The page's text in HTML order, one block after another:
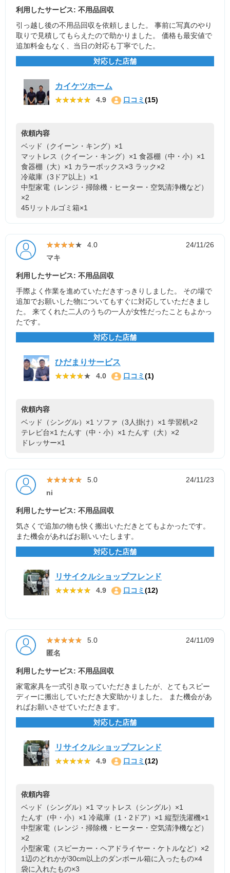
利用したサービス: 不用品回収
引っ越し後の不用品回収を依頼しました。 事前に写真のやり
取りで見積してもらえたので助かりました。 価格も最安値で
追加料金もなく、当日の対応も丁寧でした。
対応した店舗
カイケツホーム
★★★★★
★★★★★ 4.9 口コミ (15)
依頼内容
ベッド（クイーン・キング）×1
マットレス（クイーン・キング）×1 食器棚（中・小）×1
食器棚（大）×1 カラーボックス×3 ラック×2
冷蔵庫（3ドア以上）×1
中型家電（レンジ・掃除機・ヒーター・空気清浄機など）
×2
45リットルゴミ箱×1
★★★★★
★★★★★ 4.0
24/11/26
マキ
利用したサービス: 不用品回収
手際よく作業を進めていただきすっきりしました。 その場で
追加でお願いした物についてもすぐに対応していただきまし
た。 来てくれた二人のうちの一人が女性だったこともよかっ
たです。
対応した店舗
ひだまりサービス
★★★★★
★★★★★ 4.0 口コミ (1)
依頼内容
ベッド（シングル）×1 ソファ（3人掛け）×1 学習机×2
テレビ台×1 たんす（中・小）×1 たんす（大）×2
ドレッサー×1
★★★★★
★★★★★ 5.0
24/11/23
ni
利用したサービス: 不用品回収
気さくで追加の物も快く搬出いただきとてもよかったです。
また機会があればお願いいたします。
対応した店舗
リサイクルショップフレンド
★★★★★
★★★★★ 4.9 口コミ (12)
★★★★★
★★★★★ 5.0
24/11/09
匿名
利用したサービス: 不用品回収
家電家具を一式引き取っていただきましたが、とてもスピー
ディーに搬出していただき大変助かりました。 また機会があ
ればお願いさせていただきます。
対応した店舗
リサイクルショップフレンド
★★★★★
★★★★★ 4.9 口コミ (12)
依頼内容
ベッド（シングル）×1 マットレス（シングル）×1
たんす（中・小）×1 冷蔵庫（1・2ドア）×1 縦型洗濯機×1
中型家電（レンジ・掃除機・ヒーター・空気清浄機など）
×2
小型家電（スピーカー・ヘアドライヤー・ケトルなど）×2
1辺のどれかが30cm以上のダンボール箱に入ったもの×4
袋に入れたもの×3